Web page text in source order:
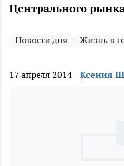
Центрального
Новости дня Жизнь в
17 апреля 2014 Ксения